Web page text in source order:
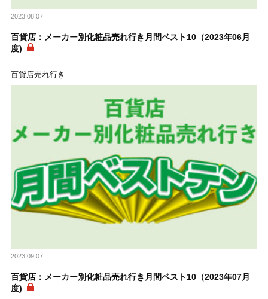
2023.08.07
百貨店：メーカー別化粧品売れ行き月間ベスト10（2023年06月
度)
百貨店売れ行き
2023.09.07
百貨店：メーカー別化粧品売れ行き月間ベスト10（2023年07月
度)